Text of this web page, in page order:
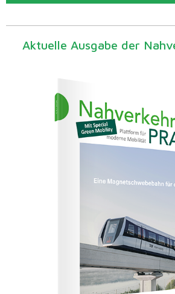
Aktuelle Ausgabe der